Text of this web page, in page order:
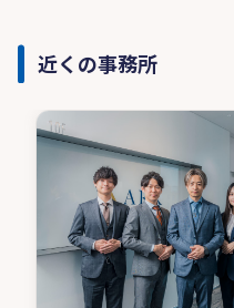
近くの事務所